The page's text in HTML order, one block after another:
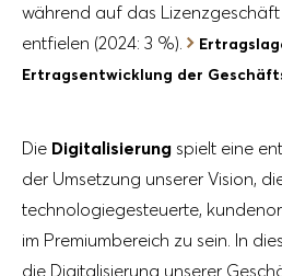
während auf das
entfielen (2024: 3 %).
Ertragsentwicklung der
Die Digitalisierung spielt eine
der Umsetzung unserer Vision,
technologiegesteuerte,
im Premiumbereich zu sein. In
die Digitalisierung unserer